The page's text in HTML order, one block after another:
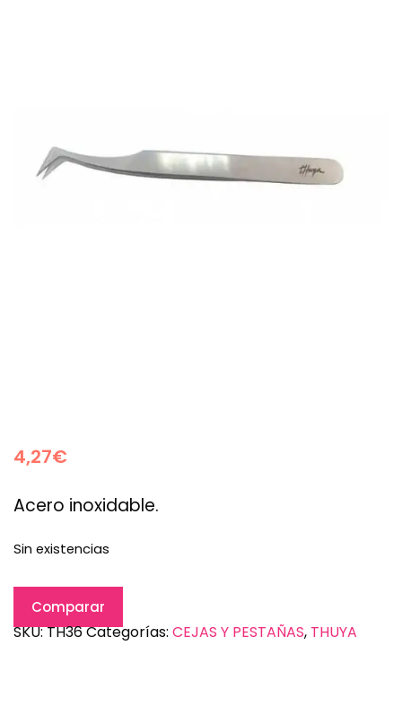
4,27€
Acero inoxidable.
Sin existencias
Comparar
SKU:TH36Categorías: CEJAS Y PESTAÑAS, THUYA